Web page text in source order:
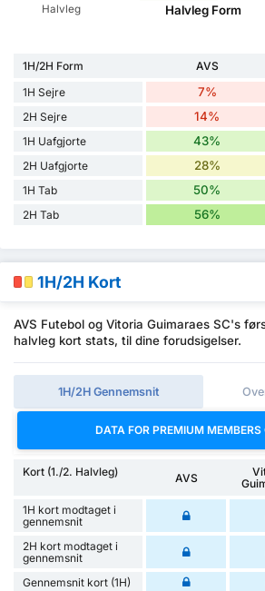
Halvleg
Halvleg Form
1H/2H Form AVS
1H Sejre
7%
2H Sejre 14%
1H Uafgjorte 43%
2H Uafgjorte 28%
1H Tab 50%
2H Tab 56%
1H/2H Kort
AVS Futebol og Vitoria Guimaraes SC's
halvleg kort stats, til dine forudsigelser.
1H/2H Gennemsnit
DATA FOR PREMIUM MEMBERS
Kort (1./2. Halvleg) AVS
1H kort modtaget i
gennemsnit
2H kort modtaget i
gennemsnit
Gennemsnit kort (1H)